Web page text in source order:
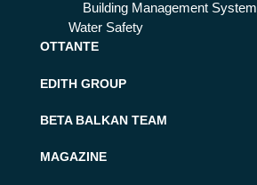
Building Management System
Water Safety
OTTANTE
EDITH GROUP
BETA BALKAN TEAM
MAGAZINE